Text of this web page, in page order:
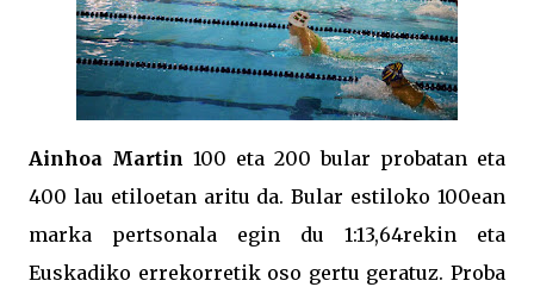
Ainhoa Martin 100 eta 200 bular probatan eta
400 lau etiloetan aritu da. Bular estiloko 100ean
marka pertsonala egin du 1:13,64rekin eta
Euskadiko errekorretik oso gertu geratuz. Proba